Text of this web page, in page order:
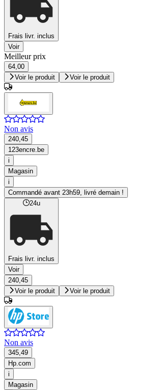
Frais livr. inclus
Voir
Meilleur prix
64,00
Voir le produit
Voir le produit
Non avis
240,45
123encre.be
i
Magasin
i
Commandé avant 23h59, livré demain !
24u
Frais livr. inclus
Voir
240,45
Voir le produit
Voir le produit
Non avis
345,49
Hp.com
i
Magasin